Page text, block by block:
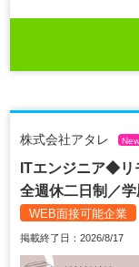
株式会社アタレ New
ITエンジニア◆リ
全週休二日制／
WEB面接可能企業
掲載終了日：2026/8/17